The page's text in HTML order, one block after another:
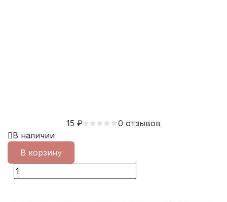
15 ₽
0 отзывов
В наличии
В корзину